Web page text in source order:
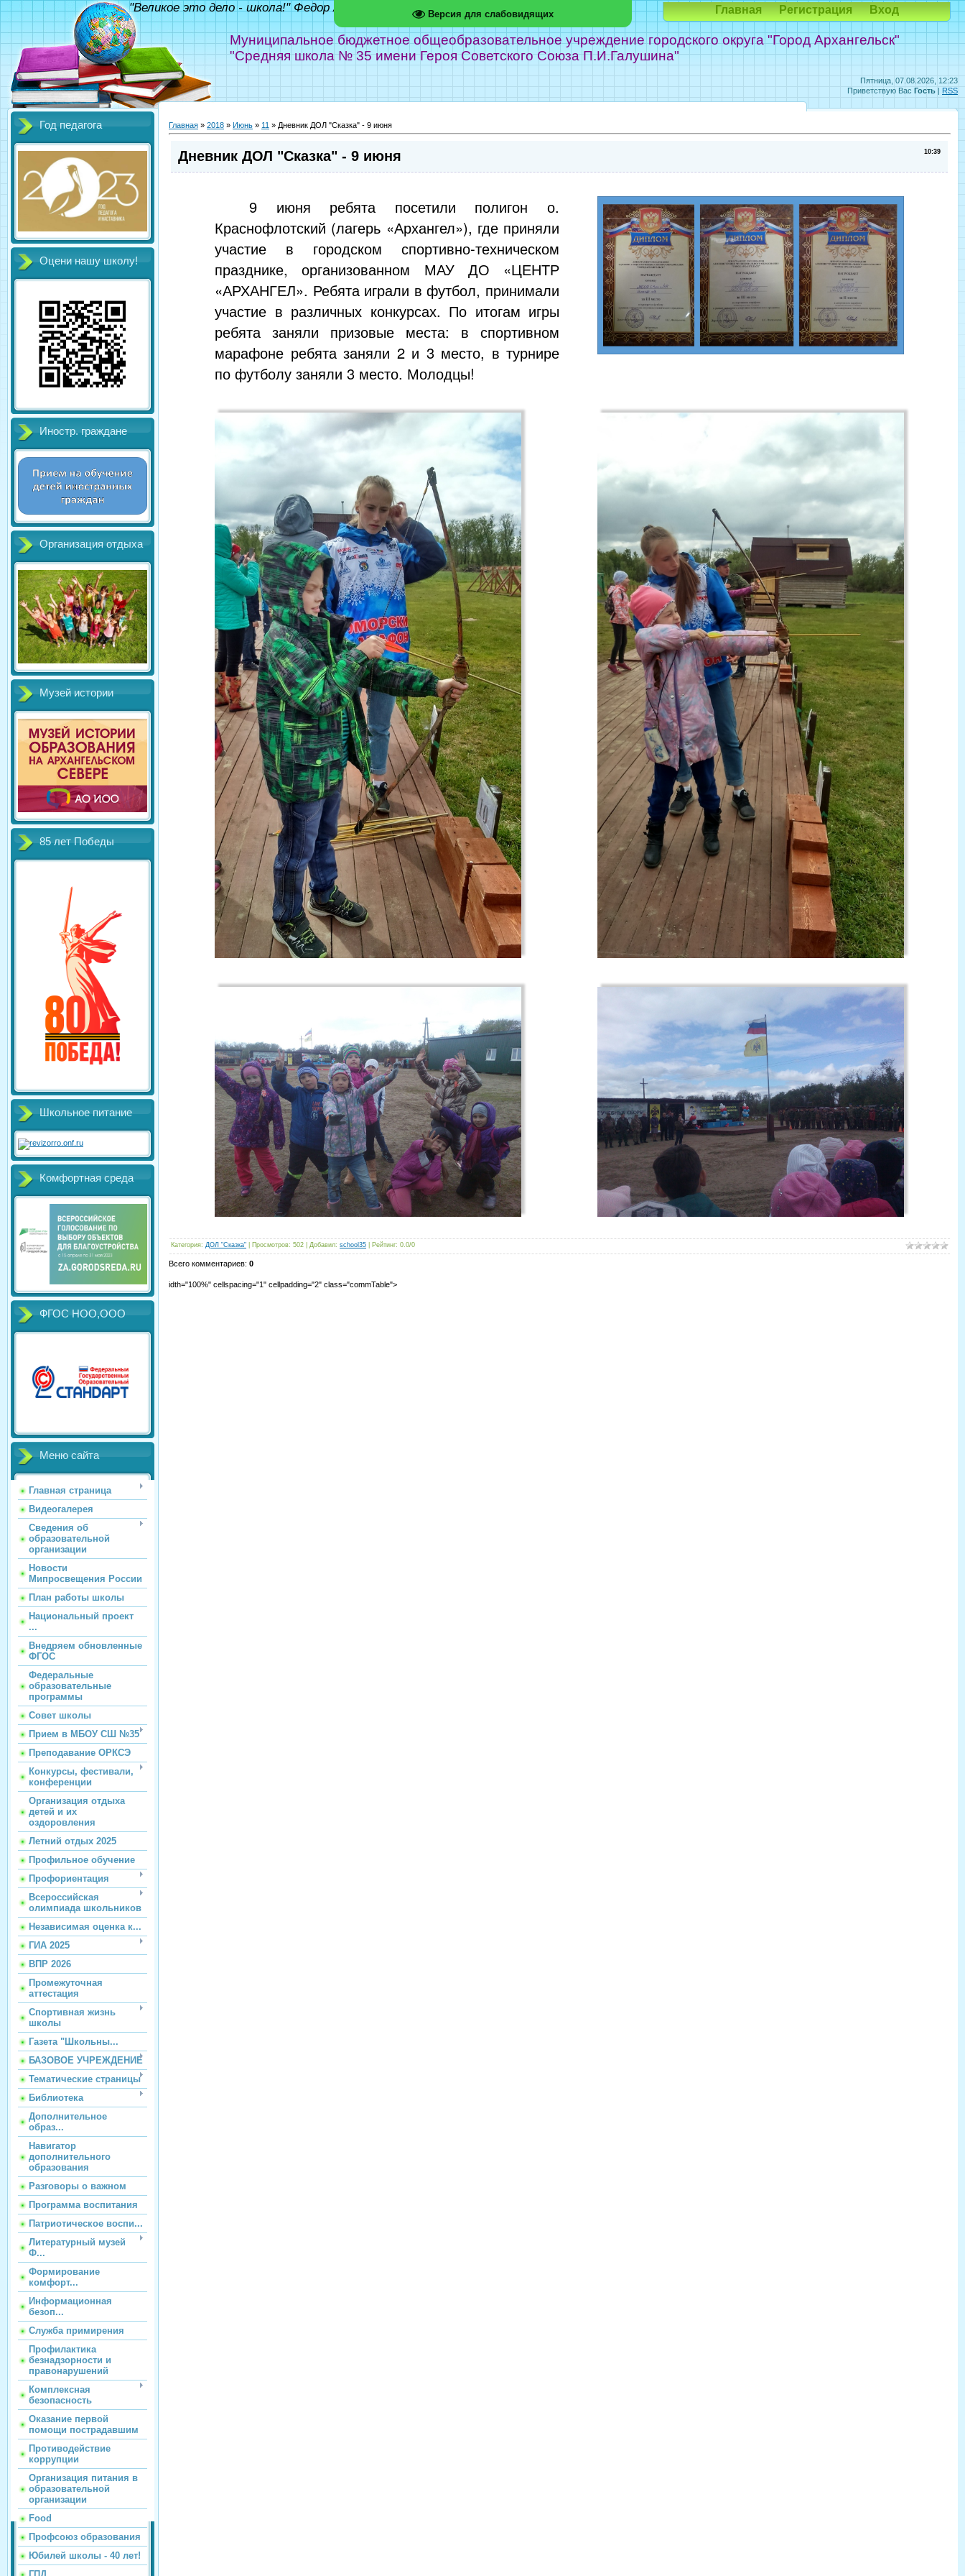
Версия для слабовидящих
Пятница, 07.08.2026, 12:23
Приветствую Вас Гость | RSS
Муниципальное бюджетное общеобразовательное учреждение городского округа "Город Архангельск"
"Средняя школа № 35 имени Героя Советского Союза П.И.Галушина"
"Великое это дело - школа!" Федор Абрамов Главная Регистрация Вход
Год педагога
Оцени нашу школу!
Иностр. граждане
Организация отдыха
Музей истории
85 лет Победы
Школьное питание
Комфортная среда
ФГОС НОО,ООО
Меню сайта
Главная страница
Видеогалерея
Сведения об
образовательной
организации
Новости
Мипросвещения России
План работы школы
Национальный проект
...
Внедряем обновленные
ФГОС
Федеральные
образовательные
программы
Совет школы
Прием в МБОУ СШ №35
Преподавание ОРКСЭ
Конкурсы, фестивали,
конференции
Организация отдыха
детей и их
оздоровления
Летний отдых 2025
Профильное обучение
Профориентация
Всероссийская
олимпиада школьников
Независимая оценка к...
ГИА 2025
ВПР 2026
Промежуточная
аттестация
Спортивная жизнь
школы
Газета "Школьны...
БАЗОВОЕ УЧРЕЖДЕНИЕ
Тематические страницы
Библиотека
Дополнительное
образ...
Навигатор
дополнительного
образования
Разговоры о важном
Программа воспитания
Патриотическое воспи...
Литературный музей
Ф...
Формирование
комфорт...
Информационная
безоп...
Служба примирения
Профилактика
безнадзорности и
правонарушений
Комплексная
безопасность
Оказание первой
помощи пострадавшим
Противодействие
коррупции
Организация питания в
образовательной
организации
Food
Профсоюз образования
Юбилей школы - 40 лет!
Главная » 2018 » Июнь » 11 » Дневник ДОЛ "Сказка" - 9 июня
10:39
Дневник ДОЛ "Сказка" - 9 июня
9 июня ребята посетили полигон о.
Краснофлотский (лагерь «Архангел»), где приняли
участие в городском спортивно-техническом
празднике, организованном МАУ ДО «ЦЕНТР
«АРХАНГЕЛ». Ребята играли в футбол, принимали
участие в различных конкурсах. По итогам игры
ребята заняли призовые места: в спортивном
марафоне ребята заняли 2 и 3 место, в турнире
по футболу заняли 3 место. Молодцы!
Категория: ДОЛ "Сказка" Просмотров: 502 Добавил: school35 Рейтинг: 0.0/0
Всего комментариев: 0
idth="100%" cellspacing="1" cellpadding="2" class="commTable">